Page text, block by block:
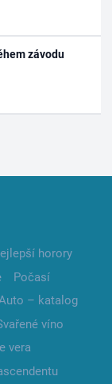
závodu
horory
Počasí
– katalog
víno
vera